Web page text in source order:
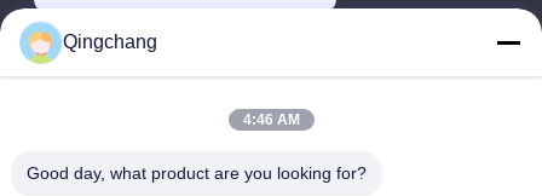
وقت العمل
عنوان الشركة
Qingchang
4:46 AM
Good day, what product are you looking for?